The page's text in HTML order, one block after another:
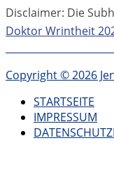
Disclaimer: Die
Doktor Wrintheit
Copyright © 2026
STARTSEITE
IMPRESSUM